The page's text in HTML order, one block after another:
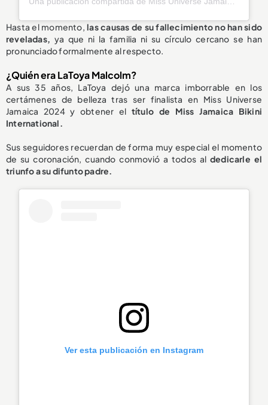
Hasta el momento,las causas de su fallecimientono han sido
reveladas, ya que ni la familia ni su círculo cercano se han
pronunciado formalmente al respecto.
¿Quién era LaToya Malcolm?
A sus 35 años, LaToya dejó una marca imborrable en los
certámenes de belleza tras ser finalista en Miss Universe
Jamaica 2024 y obtener el título de Miss Jamaica Bikini
International.
Sus seguidores recuerdan de forma muy especial el momento
de su coronación, cuando conmovió a todos al dedicarle el
triunfo a su difunto padre.
Ver esta publicación en Instagram